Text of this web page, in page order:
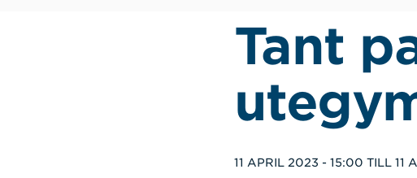
Tant
11 APRIL 2023 - 15:00 TILL 11